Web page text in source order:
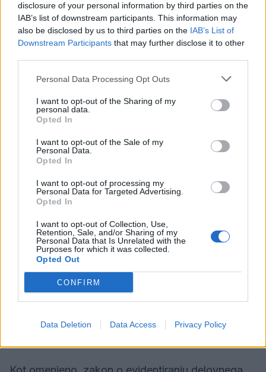
disclosure of your personal information by third parties on the
IAB’s list of downstream participants. This information may
also be disclosed by us to third parties on the IAB’s List of
Downstream Participants that may further disclose it to other
Personal Data Processing Opt Outs
I want to opt-out of the Sharing of my
personal data.
Opted In
I want to opt-out of the Sale of my
Personal Data.
Opted In
I want to opt-out of processing my
Personal Data for Targeted Advertising.
Opted In
I want to opt-out of Collection, Use,
Retention, Sale, and/or Sharing of my
Personal Data that Is Unrelated with the
Purposes for which it was collected.
Opted Out
CONFIRM
Data Deletion Data Access Privacy Policy
dela v izmenah, ali je delovni čas enakomerno ali
neenakomerno razporejen, ali opravlja nadurno
delo, ali opravlja delo v neugodnem delovnem
je koristil letni ali izredni dopust in druge
odsotnosti z dela itd.,"so utemeljili.
Vse to je povezano tudi s pravilnim obračunom
plač, nadomestilom plač in obračunom dodatkov
"Iz navedenega sledi, da iz evidenc inšpektor
pridobi veliko podatkov v zvezi z drugimi
pravicami delavcev in če evidence niso pravilne,
potem tudi ni mogoče ugotavljati drugih
morebitnih kršitev,"
Socialni partnerji glede sprememb še daleč